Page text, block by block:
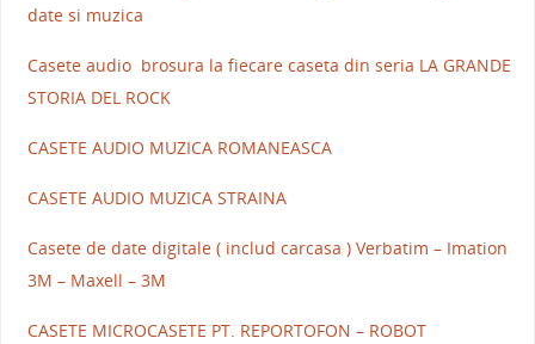
date si muzica
Casete audio brosura la fiecare caseta din seria LA GRANDE
STORIA DEL ROCK
CASETE AUDIO MUZICA ROMANEASCA
CASETE AUDIO MUZICA STRAINA
Casete de date digitale ( includ carcasa ) Verbatim – Imation
3M – Maxell – 3M
CASETE MICROCASETE PT. REPORTOFON – ROBOT